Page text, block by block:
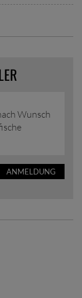
Wunsch
ANMELDUNG